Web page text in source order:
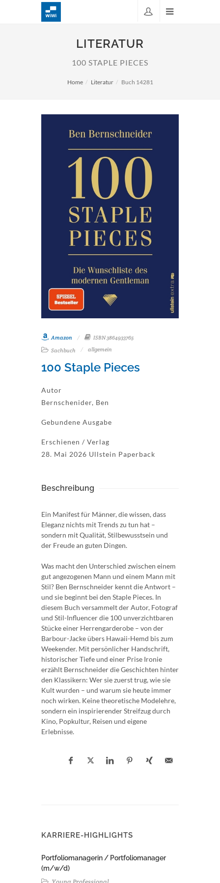
LITERATUR
100 STAPLE PIECES
Home Literatur Buch 14281
Amazon
ISBN 3864933765
Sachbuch
allgemein
100 Staple Pieces
Autor
Bernschenider, Ben
Gebundene Ausgabe
Erschienen / Verlag
28. Mai 2026 Ullstein Paperback
Beschreibung
Ein Manifest für Männer, die wissen, dass
Eleganz nichts mit Trends zu tun hat –
sondern mit Qualität, Stilbewusstsein und
der Freude an guten Dingen.
Was macht den Unterschied zwischen einem
gut angezogenen Mann und einem Mann mit
Stil? Ben Bernschneider kennt die Antwort –
und sie beginnt bei den Staple Pieces. In
diesem Buch versammelt der Autor, Fotograf
und Stil-Influencer die 100 unverzichtbaren
Stücke einer Herrengarderobe – von der
Barbour-Jacke übers Hawaii-Hemd bis zum
Weekender. Mit persönlicher Handschrift,
historischer Tiefe und einer Prise Ironie
erzählt Bernschneider die Geschichten hinter
den Klassikern: Wer sie zuerst trug, wie sie
Kult wurden – und warum sie heute immer
noch wirken. Keine theoretische Modelehre,
sondern ein inspirierender Streifzug durch
Kino, Popkultur, Reisen und eigene
Erlebnisse.
KARRIERE-HIGHLIGHTS
Portfoliomanagerin / Portfoliomanager
(m/w/d)